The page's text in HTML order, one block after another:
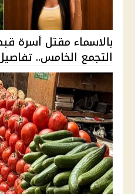
بالاسماء مقتل أسرة
التجمع الخامس.. تفاصيل